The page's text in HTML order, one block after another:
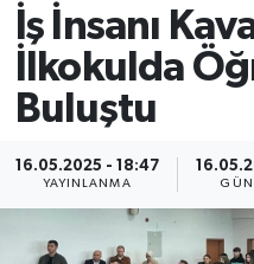
İş İnsanı
İlkokulda
Buluştu
16.05.2025 - 18:47
YAYINLANMA
Yurttan Haberler
Ekonomi
Teknoloji
Sağlık
Rize Trafik
Süper Lig Puan
Tüm Manşetler
Son Dakika
Haber Arşivi